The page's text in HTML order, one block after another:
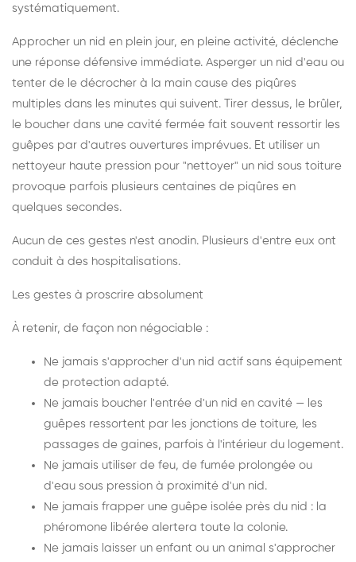
systématiquement.
Approcher un nid en plein jour, en pleine activité, déclenche
une réponse défensive immédiate. Asperger un nid d'eau ou
tenter de le décrocher à la main cause des piqûres
multiples dans les minutes qui suivent. Tirer dessus, le brûler,
le boucher dans une cavité fermée fait souvent ressortir les
guêpes par d'autres ouvertures imprévues. Et utiliser un
nettoyeur haute pression pour "nettoyer" un nid sous toiture
provoque parfois plusieurs centaines de piqûres en
quelques secondes.
Aucun de ces gestes n'est anodin. Plusieurs d'entre eux ont
conduit à des hospitalisations.
Les gestes à proscrire absolument
À retenir, de façon non négociable :
Ne jamais s'approcher d'un nid actif sans équipement
de protection adapté.
Ne jamais boucher l'entrée d'un nid en cavité — les
guêpes ressortent par les jonctions de toiture, les
passages de gaines, parfois à l'intérieur du logement.
Ne jamais utiliser de feu, de fumée prolongée ou
d'eau sous pression à proximité d'un nid.
Ne jamais frapper une guêpe isolée près du nid : la
phéromone libérée alertera toute la colonie.
Ne jamais laisser un enfant ou un animal s'approcher